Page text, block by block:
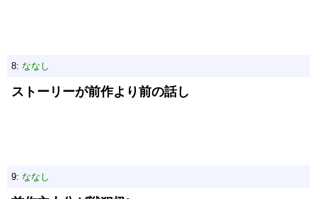
8: ななし
ストーリーが前作より前の話し
9: ななし